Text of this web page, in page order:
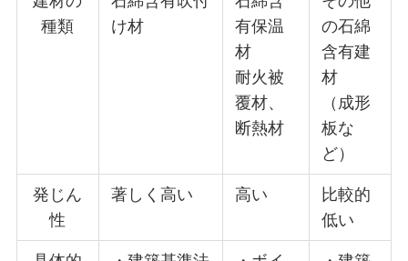
種類
け材
有保温
材
耐火被
覆材、
断熱材
の石綿
含有建
材
（成形
板な
ど）
発じん
性
著しく高い 高い
比較的
低い